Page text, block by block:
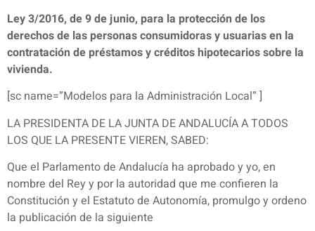
Ley 3/2016, de 9 de junio, para la protección de los
derechos de las personas consumidoras y usuarias en la
contratación de préstamos y créditos hipotecarios sobre la
vivienda.
[sc name=”Modelos para la Administración Local” ]
LA PRESIDENTA DE LA JUNTA DE ANDALUCÍA A TODOS
LOS QUE LA PRESENTE VIEREN, SABED:
Que el Parlamento de Andalucía ha aprobado y yo, en
nombre del Rey y por la autoridad que me confieren la
Constitución y el Estatuto de Autonomía, promulgo y ordeno
la publicación de la siguiente